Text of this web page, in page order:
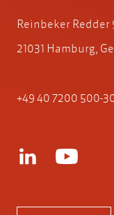
Reinbeker Redder
21031 Hamburg,
+49 40 7200 500-